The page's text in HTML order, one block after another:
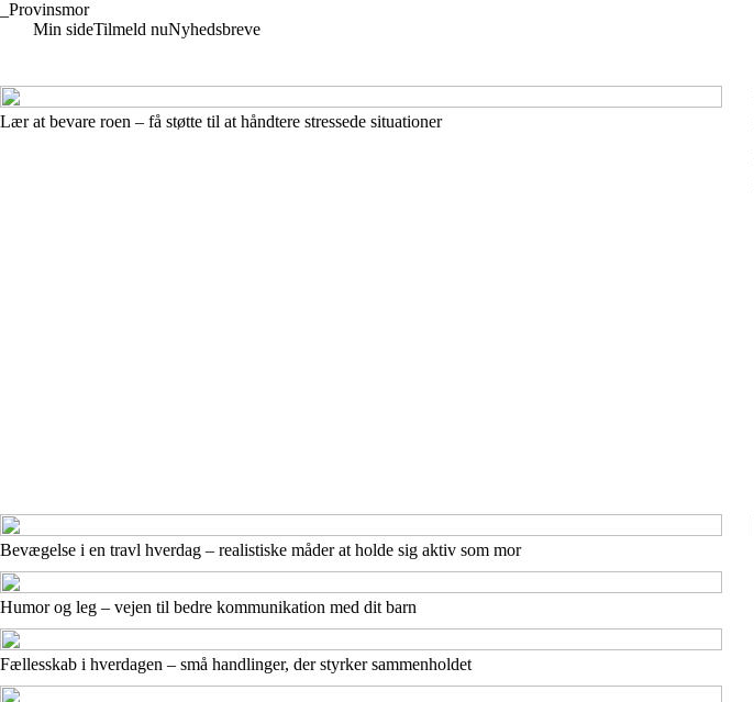
Provinsmor
Min sideTilmeld nuNyhedsbreve
Lær at bevare roen – få støtte til at håndtere stressede situationer
Bevægelse i en travl hverdag – realistiske måder at holde sig aktiv som mor
Humor og leg – vejen til bedre kommunikation med dit barn
Fællesskab i hverdagen – små handlinger, der styrker sammenholdet